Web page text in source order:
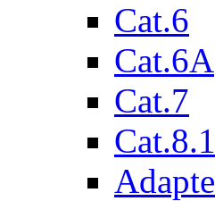
Cat.6
Cat.6A
Cat.7
Cat.8.1